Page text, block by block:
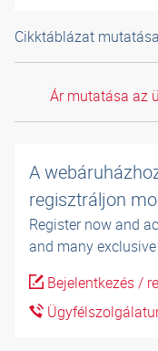
Cikktáblázat mutatása
Ár mutatása az
A
regisztráljon
Register now and
and many
Bejelentkezés /